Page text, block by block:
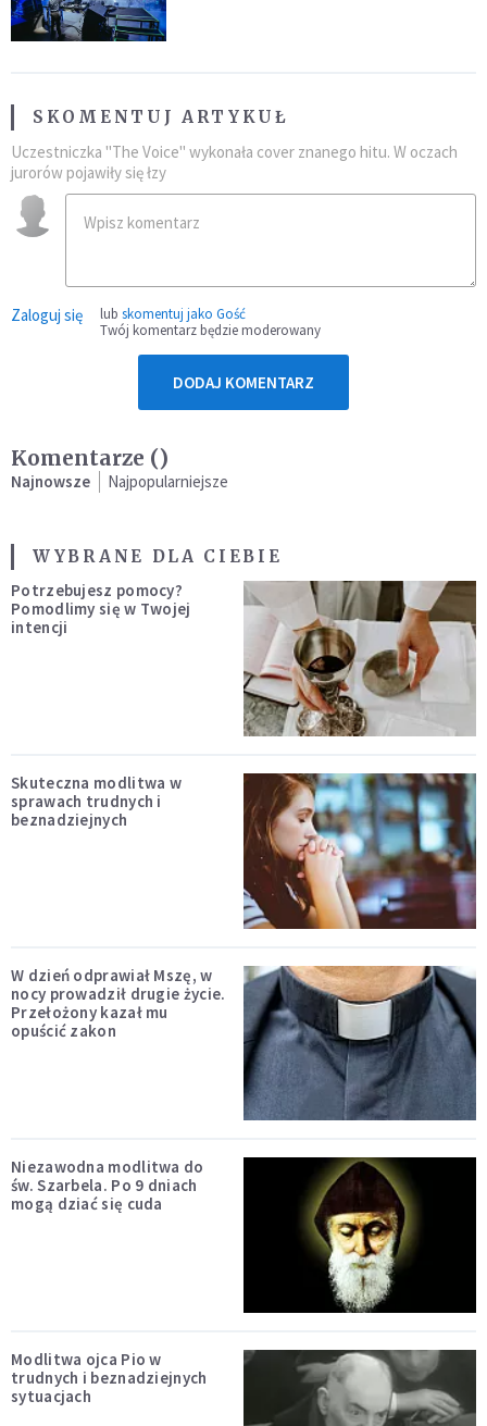
SKOMENTUJ ARTYKUŁ
Uczestniczka "The Voice" wykonała cover znanego hitu. W oczach
jurorów pojawiły się łzy
Zaloguj się lub skomentuj jako Gość
Twój komentarz będzie moderowany
DODAJ KOMENTARZ
Komentarze ()
Najnowsze Najpopularniejsze
WYBRANE DLA CIEBIE
Potrzebujesz pomocy?
Pomodlimy się w Twojej
intencji
Skuteczna modlitwa w
sprawach trudnych i
beznadziejnych
W dzień odprawiał Mszę, w
nocy prowadził drugie życie.
Przełożony kazał mu
opuścić zakon
Niezawodna modlitwa do
św. Szarbela. Po 9 dniach
mogą dziać się cuda
Modlitwa ojca Pio w
trudnych i beznadziejnych
sytuacjach